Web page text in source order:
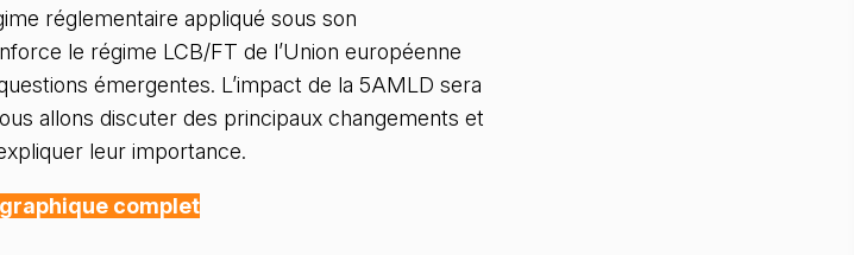
réglementaire appliqué sous son
le régime LCB/FT de l’Union européenne
émergentes. L’impact de la 5AMLD sera
allons discuter des principaux changements et
leur importance.
complet